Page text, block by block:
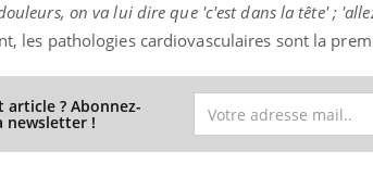
on va lui dire que 'c'est dans la tête' ;
les pathologies cardiovasculaires sont la
article ? Abonnez-
newsletter !